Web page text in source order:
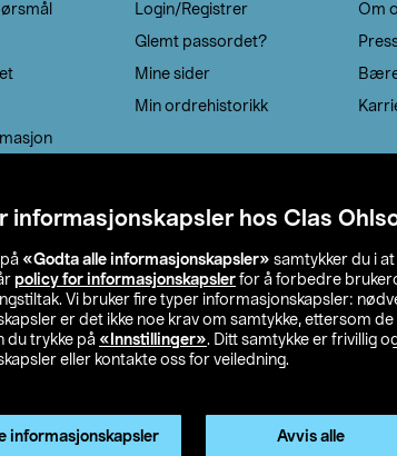
informasjonskapsler hos Clas
«Godta alle informasjonskapsler» samtykker du i
policy for informasjonskapsler for å forbedre
Vi bruker fire typer informasjonskapsler:
er det ikke noe krav om samtykke, ettersom
du trykke på «Innstillinger». Ditt samtykke er frivillig
eller kontakte oss for veiledning.
informasjonskapsler Avvis alle
Login/Registrer
Glemt passordet?
Mine sider
Min ordrehistorikk
Om